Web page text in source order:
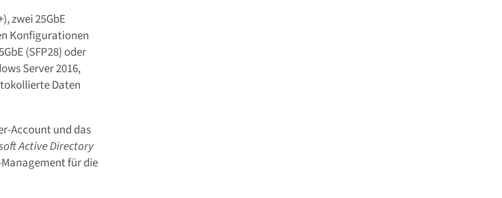
zwei 25GbE
Konfigurationen
(SFP28) oder
Server 2016,
Daten
Account und das
Active Directory
für die